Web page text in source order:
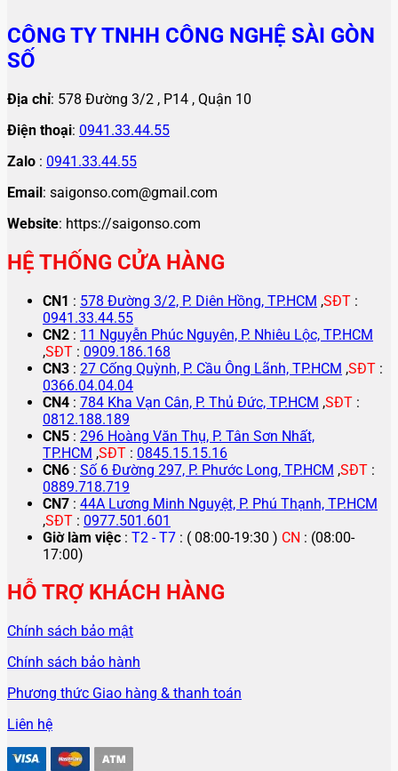
CÔNG TY TNHH CÔNG NGHỆ SÀI GÒN
SỐ
Địa chỉ: 578 Đường 3/2 , P14 , Quận 10
Điện thoại: 0941.33.44.55
Zalo : 0941.33.44.55
Email: saigonso.com@gmail.com
Website: https://saigonso.com
HỆ THỐNG CỬA HÀNG
CN1 : 578 Đường 3/2, P. Diên Hồng, TP.HCM ,SĐT :
0941.33.44.55
CN2 : 11 Nguyễn Phúc Nguyên, P. Nhiêu Lộc, TP.HCM
,SĐT : 0909.186.168
CN3 : 27 Cống Quỳnh, P. Cầu Ông Lãnh, TP.HCM ,SĐT :
0366.04.04.04
CN4 : 784 Kha Vạn Cân, P. Thủ Đức, TP.HCM ,SĐT :
0812.188.189
CN5 : 296 Hoàng Văn Thụ, P. Tân Sơn Nhất,
TP.HCM ,SĐT : 0845.15.15.16
CN6 : Số 6 Đường 297, P. Phước Long, TP.HCM ,SĐT :
0889.718.719
CN7 : 44A Lương Minh Nguyệt, P. Phú Thạnh, TP.HCM
,SĐT : 0977.501.601
Giờ làm việc : T2 - T7 : ( 08:00-19:30 ) CN : (08:00-
17:00)
HỖ TRỢ KHÁCH HÀNG
Chính sách bảo mật
Chính sách bảo hành
Phương thức Giao hàng & thanh toán
Liên hệ